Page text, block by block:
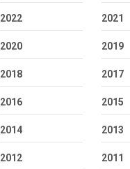
2022 2021
2020 2019
2018 2017
2016 2015
2014 2013
2012 2011